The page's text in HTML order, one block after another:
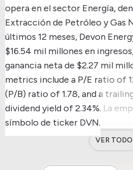
opera en el sector Energía,
Extracción de Petróleo y Gas
últimos 12 meses, Devon
$16.54 mil millones en
ganancia neta de $2.27 mil
metrics include a P/E ratio of
(P/B) ratio of 1.78, and a
dividend yield of 2.34%. La
símbolo de ticker DVN.
VER TODO